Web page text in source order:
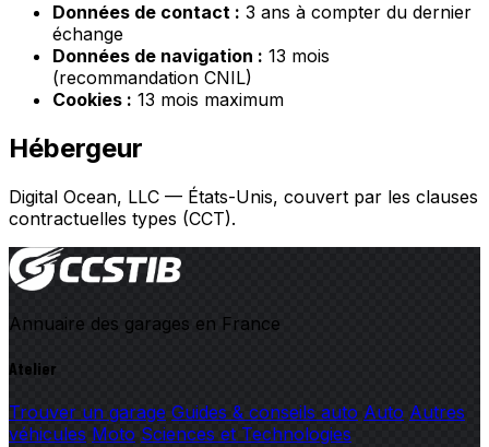
Données de contact : 3 ans à compter du dernier
échange
Données de navigation : 13 mois
(recommandation CNIL)
Cookies : 13 mois maximum
Hébergeur
Digital Ocean, LLC — États-Unis, couvert par les clauses
contractuelles types (CCT).
Annuaire des garages en France
Atelier
Trouver un garage Guides & conseils auto Auto Autres
véhicules Moto Sciences et Technologies